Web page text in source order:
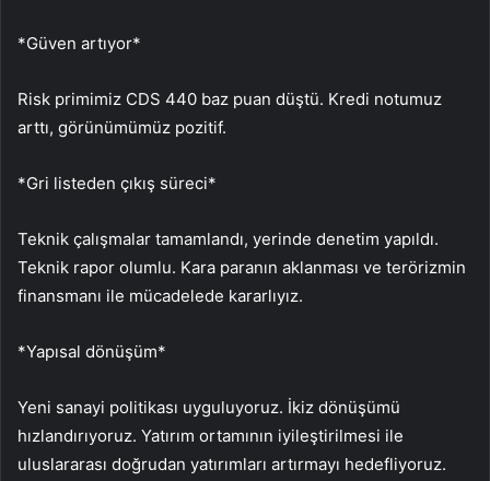
*Güven artıyor*
Risk primimiz CDS 440 baz puan düştü. Kredi notumuz
arttı, görünümümüz pozitif.
*Gri listeden çıkış süreci*
Teknik çalışmalar tamamlandı, yerinde denetim yapıldı.
Teknik rapor olumlu. Kara paranın aklanması ve terörizmin
finansmanı ile mücadelede kararlıyız.
*Yapısal dönüşüm*
Yeni sanayi politikası uyguluyoruz. İkiz dönüşümü
hızlandırıyoruz. Yatırım ortamının iyileştirilmesi ile
uluslararası doğrudan yatırımları artırmayı hedefliyoruz.